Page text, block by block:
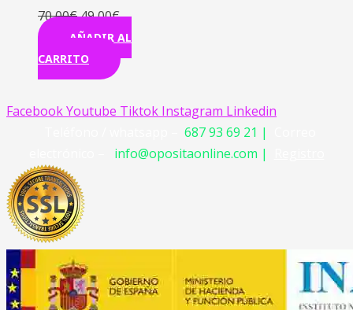
70,00€49,00€
AÑADIR AL
CARRITO
FacebookYoutube Tiktok Instagram Linkedin
687 93 69 21 |
info@opositaonline.com |